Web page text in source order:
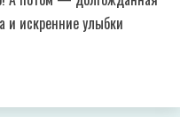
и искренние улыбки